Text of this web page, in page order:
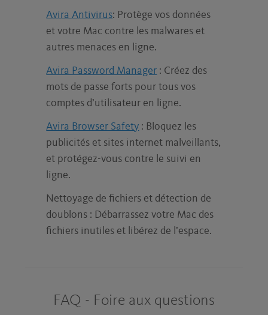
Avira Antivirus: Protège vos données
et votre Mac contre les malwares et
autres menaces en ligne.
Avira Password Manager : Créez des
mots de passe forts pour tous vos
comptes d’utilisateur en ligne.
Avira Browser Safety : Bloquez les
publicités et sites internet malveillants,
et protégez-vous contre le suivi en
ligne.
Nettoyage de fichiers et détection de
doublons : Débarrassez votre Mac des
fichiers inutiles et libérez de l’espace.
FAQ - Foire aux questions